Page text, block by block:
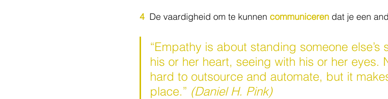
4
  De vaardigheid om te kunnen
communiceren dat je een
“Empathy is about standing someone else’s
his or her heart, seeing with his or her eyes.
hard to outsource and automate, but it
place.” (Daniel H. Pink)